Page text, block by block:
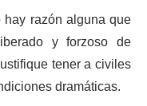
razón alguna que
y forzoso de
tener a civiles
dramáticas.